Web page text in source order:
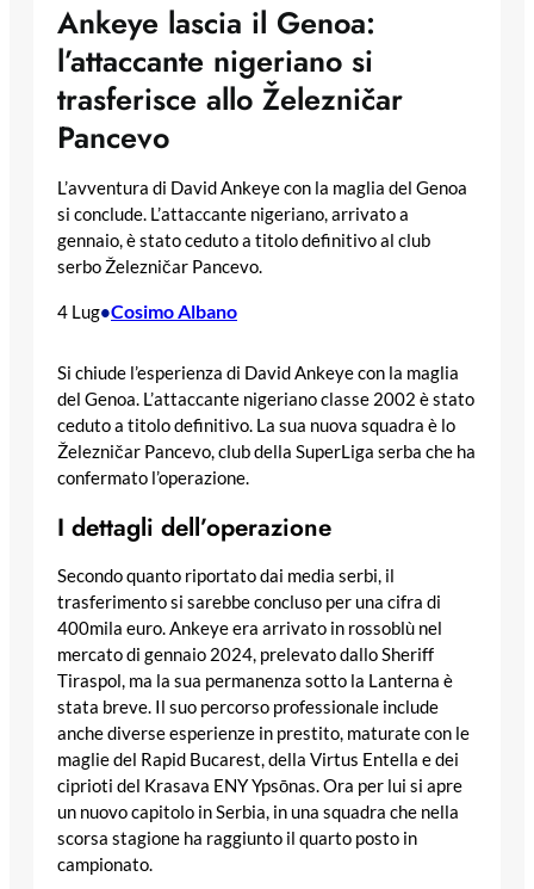
Ankeye lascia il Genoa:
l’attaccante nigeriano si
trasferisce allo Železničar
Pancevo
L’avventura di David Ankeye con la maglia del Genoa
si conclude. L’attaccante nigeriano, arrivato a
gennaio, è stato ceduto a titolo definitivo al club
serbo Železničar Pancevo.
4 Lug•Cosimo Albano
Si chiude l’esperienza di David Ankeye con la maglia
del Genoa. L’attaccante nigeriano classe 2002 è stato
ceduto a titolo definitivo. La sua nuova squadra è lo
Železničar Pancevo, club della SuperLiga serba che ha
confermato l’operazione.
I dettagli dell’operazione
Secondo quanto riportato dai media serbi, il
trasferimento si sarebbe concluso per una cifra di
400mila euro. Ankeye era arrivato in rossoblù nel
mercato di gennaio 2024, prelevato dallo Sheriff
Tiraspol, ma la sua permanenza sotto la Lanterna è
stata breve. Il suo percorso professionale include
anche diverse esperienze in prestito, maturate con le
maglie del Rapid Bucarest, della Virtus Entella e dei
ciprioti del Krasava ENY Ypsōnas. Ora per lui si apre
un nuovo capitolo in Serbia, in una squadra che nella
scorsa stagione ha raggiunto il quarto posto in
campionato.